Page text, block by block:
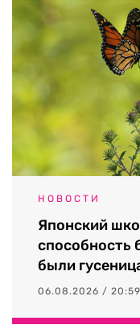
НОВОСТИ
Японский
способность
были
06.08.2026 / 20:59